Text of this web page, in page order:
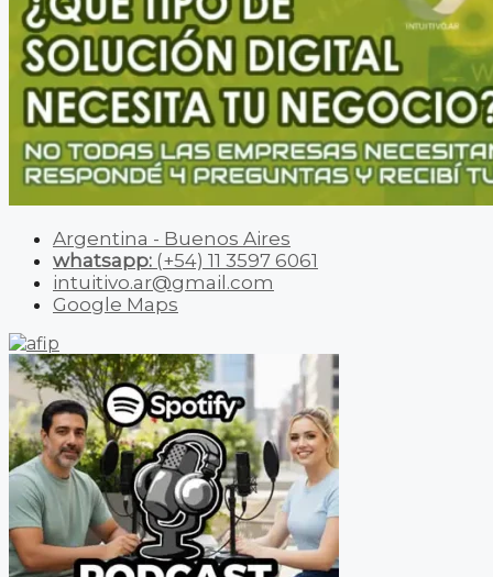
Argentina - Buenos Aires
whatsapp: (+54) 11 3597 6061
intuitivo.ar@gmail.com
Google Maps